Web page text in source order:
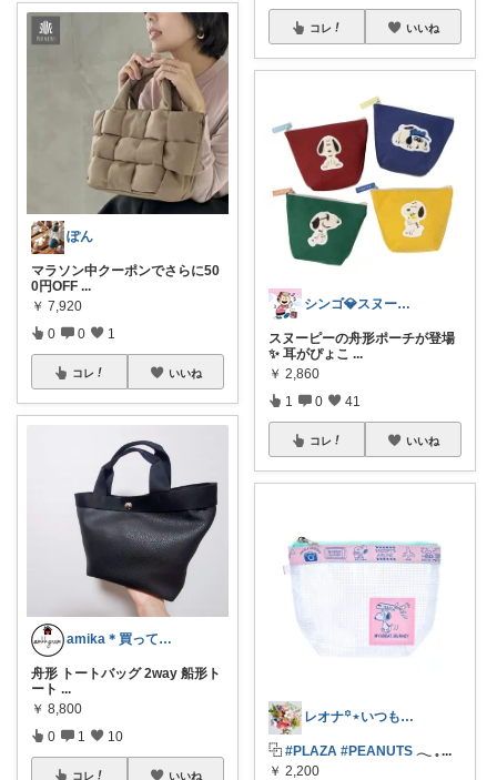
ぽん
マラソン中クーポンでさらに50
0円OFF ...
￥ 7,920
0 0 1
コレ いいね
amika＊買ってよかったオススメ満載！
舟形 トートバッグ 2way 船形ト
ート ...
￥ 8,800
0 1 10
コレ いいね
コレ いいね
シンゴ💎スヌーピーで埋め尽くすワン🐶
スヌーピーの舟形ポーチが登場
✨ 耳がぴょこ ...
￥ 2,860
1 0 41
コレ いいね
レオナ꙳⋆いつもありがとうございます🌼
⿻ #PLAZA #PEANUTS 𓂃 𓈒 ...
￥ 2,200